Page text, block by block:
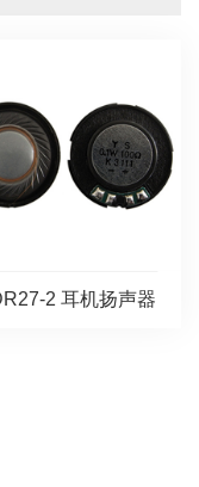
2 耳机扬声器